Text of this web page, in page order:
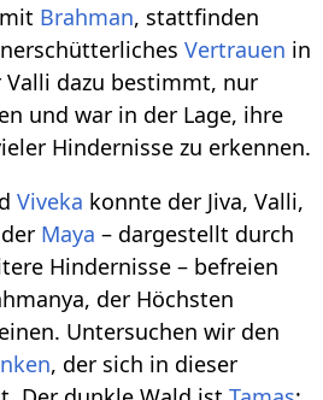
Brahman, stattfinden
Vertrauen in
Valli dazu bestimmt, nur
und war in der Lage, ihre
Hindernisse zu erkennen.
Viveka konnte der Jiva, Valli,
Maya – dargestellt durch
Hindernisse – befreien
der Höchsten
Untersuchen wir den
, der sich in dieser